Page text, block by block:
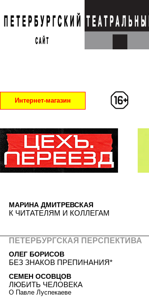
Интернет-магазин
МАРИНА ДМИТРЕВСКАЯ
К ЧИТАТЕЛЯМ И КОЛЛЕГАМ
ПЕТЕРБУРГСКАЯ ПЕРСПЕКТИВА
ОЛЕГ БОРИСОВ
БЕЗ ЗНАКОВ ПРЕПИНАНИЯ*
СЕМЕН ОСОВЦОВ
ЛЮБИТЬ ЧЕЛОВЕКА
О Павле Луспекаеве